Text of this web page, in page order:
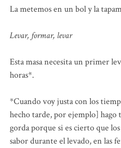
La metemos en un bol y la
Levar, formar, levar
Esta masa necesita un primer
horas*.
*Cuando voy justa con los
hecho tarde, por ejemplo] hago
gorda porque si es cierto que
sabor durante el levado, en las